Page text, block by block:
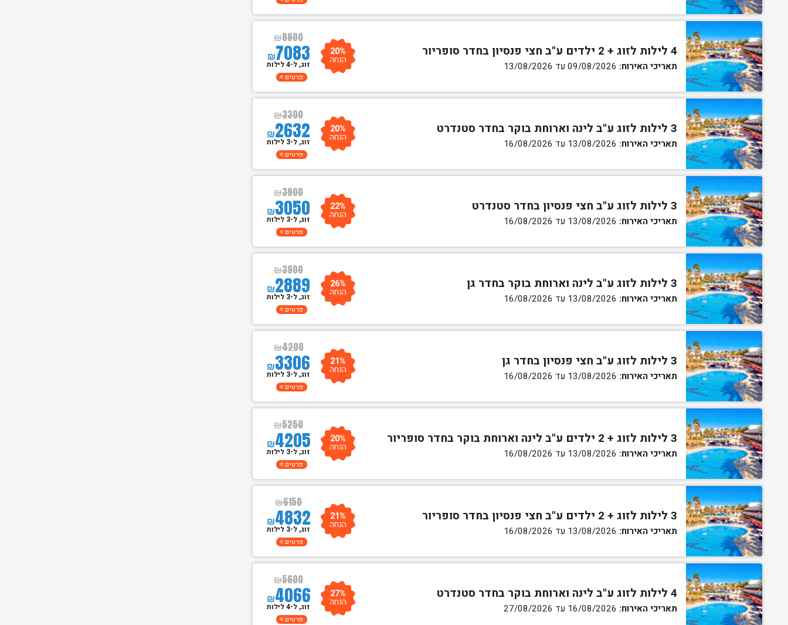
4 לילות לזוג + 2 ילדים ע"ב חצי פנסיון בחדר סופריור
תאריכי האירוח:
₪8800
₪7083 20%
הנחה זוג, ל-4 לילות
פרטים
3 לילות לזוג ע"ב לינה וארוחת בוקר בחדר סטנדרט
תאריכי האירוח:
₪3300
₪2632 20%
הנחה זוג, ל-3 לילות
פרטים
3 לילות לזוג ע"ב חצי פנסיון בחדר סטנדרט
תאריכי האירוח:
₪3900
₪3050 22%
הנחה זוג, ל-3 לילות
פרטים
3 לילות לזוג ע"ב לינה וארוחת בוקר בחדר גן
תאריכי האירוח:
₪3900
₪2889 26%
הנחה זוג, ל-3 לילות
פרטים
3 לילות לזוג ע"ב חצי פנסיון בחדר גן
תאריכי האירוח:
₪4200
₪3306 21%
הנחה זוג, ל-3 לילות
פרטים
3 לילות לזוג + 2 ילדים ע"ב לינה וארוחת בוקר בחדר סופריור
תאריכי האירוח:
₪5250
₪4205 20%
הנחה זוג, ל-3 לילות
פרטים
3 לילות לזוג + 2 ילדים ע"ב חצי פנסיון בחדר סופריור
תאריכי האירוח:
₪6150
₪4832 21%
הנחה זוג, ל-3 לילות
פרטים
4 לילות לזוג ע"ב לינה וארוחת בוקר בחדר סטנדרט
תאריכי האירוח:
₪5600
₪4066 27%
הנחה זוג, ל-4 לילות
פרטים